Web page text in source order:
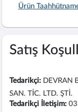
Ürün
Satış
Tedarikçi: DEVRAN
SAN. TİC. LTD. ŞTİ.
Tedarikçi İletişim: